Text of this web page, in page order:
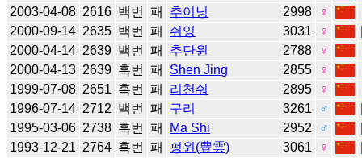
2003-04-08 2616 백번 패 추이닝 2998
♀
2000-09-14 2635 백번 패 쉬잉 3031 ♀
2000-04-14 2639 백번 패 추단윈 2788
♀
2000-04-13 2639 흑번 패 Shen Jing 2855
♀
1999-07-08 2651 흑번 패 리천숴 2895
♀
1996-07-14 2712 백번 패 구리 3261 ♂
1995-03-06 2738 흑번 패 Ma Shi 2952 ♂
1993-12-21 2764 흑번 패 펑윈(豊雲) 3061 ♀